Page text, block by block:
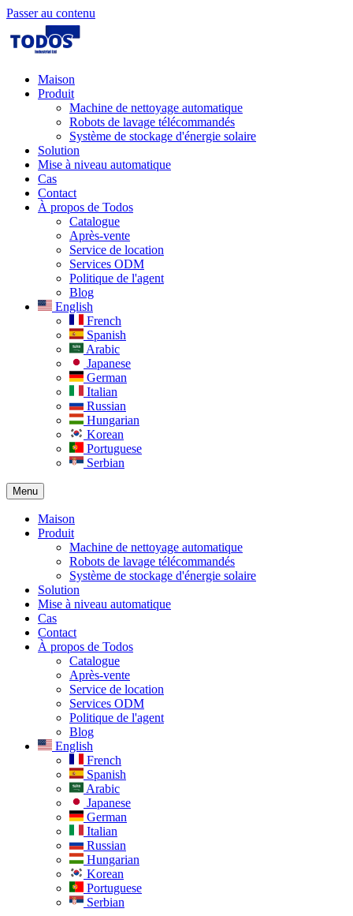
Passer au contenu
Maison
Produit
Machine de nettoyage automatique
Robots de lavage télécommandés
Système de stockage d'énergie solaire
Solution​
Mise à niveau automatique
Cas
Contact
À propos de Todos
Catalogue
Après-vente
Service de location
Services ODM
Politique de l'agent
Blog
English
French
Spanish
Arabic
Japanese
German
Italian
Russian
Hungarian
Korean
Portuguese
Serbian
Menu
Maison
Produit
Machine de nettoyage automatique
Robots de lavage télécommandés
Système de stockage d'énergie solaire
Solution​
Mise à niveau automatique
Cas
Contact
À propos de Todos
Catalogue
Après-vente
Service de location
Services ODM
Politique de l'agent
Blog
English
French
Spanish
Arabic
Japanese
German
Italian
Russian
Hungarian
Korean
Portuguese
Serbian